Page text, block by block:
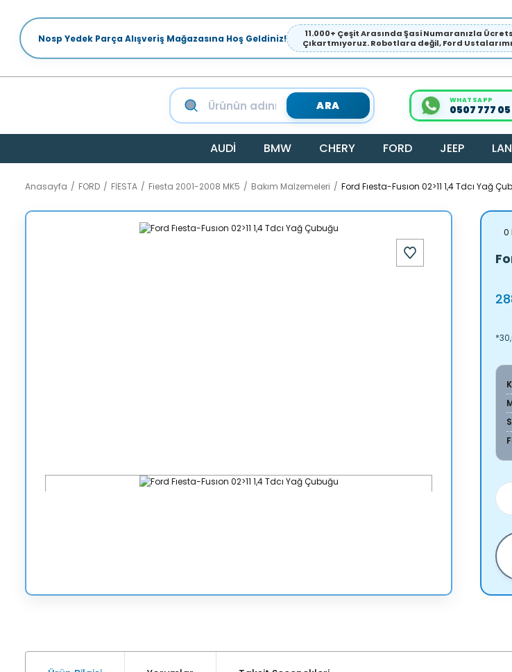
Nosp Yedek Parça Alışveriş Mağazasına Hoş Geldiniz!
11.000+ Çeşit Arasında Şasi Numaranızla
Çıkartmıyoruz. Robotlara değil, Ford
ARA WHATSAPP
0507 777 05
AUDİ BMW CHERY FORD JEEP
Anasayfa FORD FİESTA Fiesta 2001-2008 MK5 Bakım Malzemeleri Ford Fıesta-Fusıon 02>11 1,4 Tdcı Yağ
0